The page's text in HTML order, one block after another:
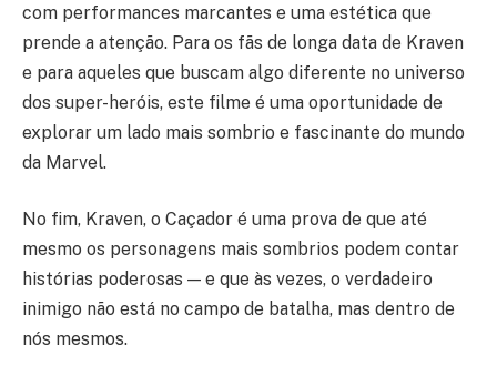
com performances marcantes e uma estética que
prende a atenção. Para os fãs de longa data de Kraven
e para aqueles que buscam algo diferente no universo
dos super-heróis, este filme é uma oportunidade de
explorar um lado mais sombrio e fascinante do mundo
da Marvel.
No fim, Kraven, o Caçador é uma prova de que até
mesmo os personagens mais sombrios podem contar
histórias poderosas — e que às vezes, o verdadeiro
inimigo não está no campo de batalha, mas dentro de
nós mesmos.